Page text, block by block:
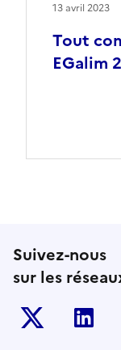
Tout
EGalim 2
13 avril 2023
Suivez-nous
sur les
Le